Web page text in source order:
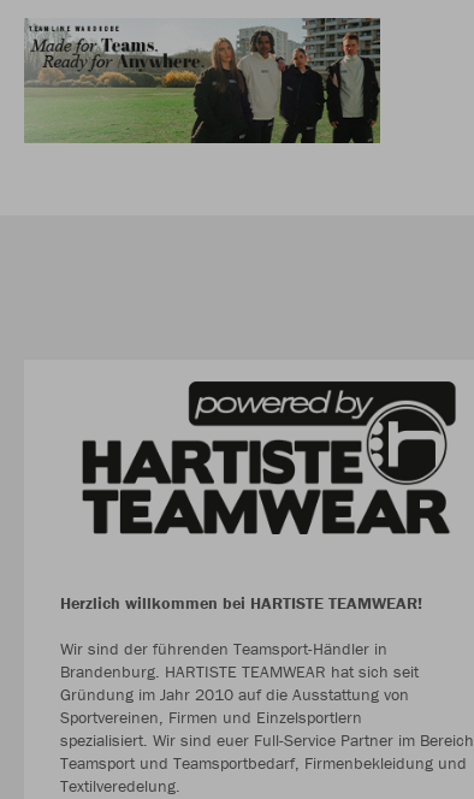
Herzlich willkommen bei HARTISTE TEAMWEAR!
Wir sind der führenden Teamsport-Händler in
Brandenburg. HARTISTE TEAMWEAR hat sich seit
Gründung im Jahr 2010 auf die Ausstattung von
Sportvereinen, Firmen und Einzelsportlern
spezialisiert. Wir sind euer Full-Service Partner im Bereich
Teamsport und Teamsportbedarf, Firmenbekleidung und
Textilveredelung.